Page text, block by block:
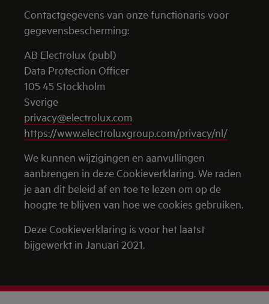
Contactgegevens van onze functionaris voor
gegevensbescherming:
AB Electrolux (publ)
Data Protection Officer
105 45 Stockholm
Sverige
privacy@electrolux.com
https://www.electroluxgroup.com/privacy/nl/
We kunnen wijzigingen en aanvullingen
aanbrengen in deze Cookieverklaring. We raden
je aan dit beleid af en toe te lezen om op de
hoogte te blijven van hoe we cookies gebruiken.
Deze Cookieverklaring is voor het laatst
bijgewerkt in Januari 2021.